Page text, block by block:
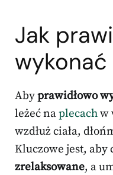
Jak
wykonać
Abyprawidłowo
leżeć naplecachw
wzdłuż ciała,
Kluczowe jest, aby
zrelaksowane, a